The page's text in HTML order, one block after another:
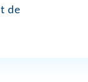
de